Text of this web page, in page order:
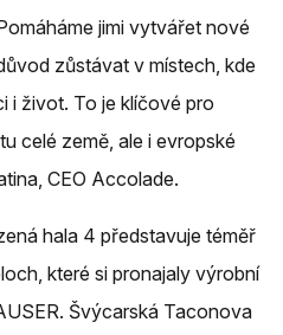
jimi vytvářet nové
zůstávat v místech, kde
i život. To je klíčové pro
celé země, ale i evropské
CEO Accolade.
hala 4 představuje téměř
které si pronajaly výrobní
Švýcarská Taconova